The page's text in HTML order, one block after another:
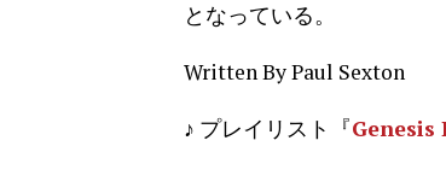
となっている。
Written By Paul Sexton
♪ プレイリスト『Genesis